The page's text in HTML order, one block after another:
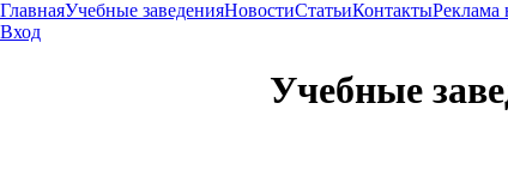
ГлавнаяУчебные заведенияНовостиСтатьиКонтактыРеклама
Вход
Учебные